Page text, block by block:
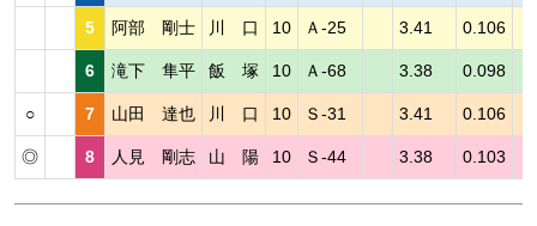
5 阿部 剛士 川 口 10 Ａ-25 3.41 0.106
6 滝下 隼平 飯 塚 10 Ａ-68 3.38 0.098
○ 7 山田 達也 川 口 10 Ｓ-31 3.41 0.106
◎ 8 人見 剛志 山 陽 10 Ｓ-44 3.38 0.103